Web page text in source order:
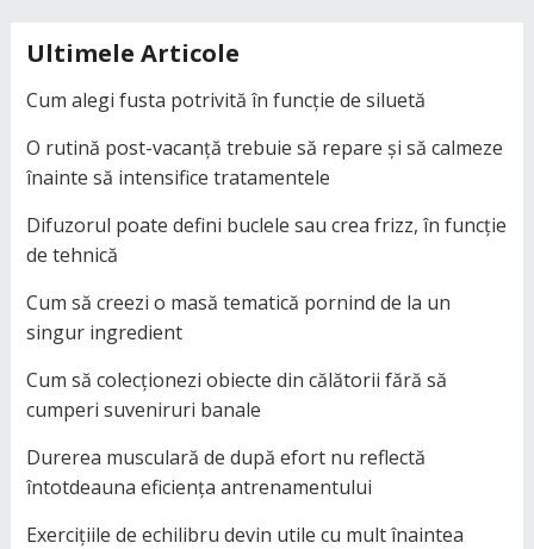
Ultimele Articole
Cum alegi fusta potrivită în funcție de siluetă
O rutină post-vacanță trebuie să repare și să calmeze
înainte să intensifice tratamentele
Difuzorul poate defini buclele sau crea frizz, în funcție
de tehnică
Cum să creezi o masă tematică pornind de la un
singur ingredient
Cum să colecționezi obiecte din călătorii fără să
cumperi suveniruri banale
Durerea musculară de după efort nu reflectă
întotdeauna eficiența antrenamentului
Exercițiile de echilibru devin utile cu mult înaintea